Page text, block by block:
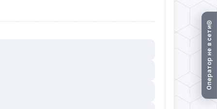
Оператор не в сети